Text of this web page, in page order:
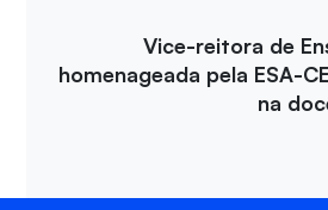
Vice-reitora de
homenageada pela ESA-
na